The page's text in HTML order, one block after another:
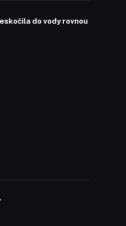
do vody rovnou